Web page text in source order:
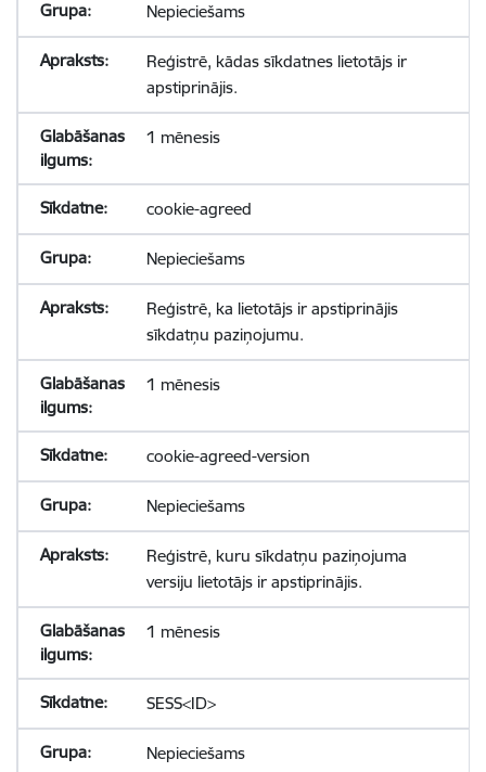
Nepieciešams
Reģistrē, kādas sīkdatnes lietotājs ir
apstiprinājis.
1 mēnesis
cookie-agreed
Nepieciešams
Reģistrē, ka lietotājs ir apstiprinājis
sīkdatņu paziņojumu.
1 mēnesis
cookie-agreed-version
Nepieciešams
Reģistrē, kuru sīkdatņu paziņojuma
versiju lietotājs ir apstiprinājis.
1 mēnesis
SESS<ID>
Nepieciešams